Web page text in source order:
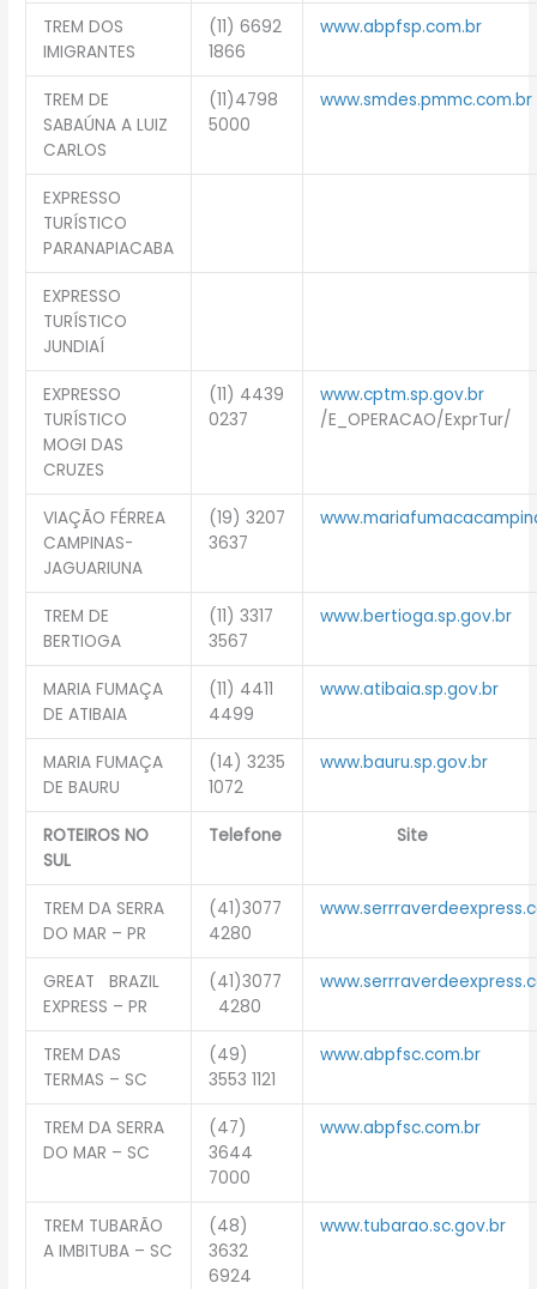
TREM DOS
IMIGRANTES
(11) 6692
1866
www.abpfsp.com.br
TREM DE
SABAÚNA A LUIZ
CARLOS
(11)4798
5000
www.smdes.pmmc.com.br
EXPRESSO
TURÍSTICO
PARANAPIACABA
EXPRESSO
TURÍSTICO
JUNDIAÍ
EXPRESSO
TURÍSTICO
MOGI DAS
CRUZES
(11) 4439
0237
www.cptm.sp.gov.br
/E_OPERACAO/ExprTur/
VIAÇÃO FÉRREA
CAMPINAS-
JAGUARIUNA
(19) 3207
3637
TREM DE
BERTIOGA
(11) 3317
3567
www.bertioga.sp.gov.br
MARIA FUMAÇA
DE ATIBAIA
(11) 4411
4499
www.atibaia.sp.gov.br
MARIA FUMAÇA
DE BAURU
(14) 3235
1072
www.bauru.sp.gov.br
ROTEIROS NO
SUL
Telefone Site
TREM DA SERRA
DO MAR – PR
(41)3077
4280
GREAT BRAZIL
EXPRESS – PR
(41)3077
4280
TREM DAS
TERMAS – SC
(49)
3553 1121
www.abpfsc.com.br
TREM DA SERRA
DO MAR – SC
(47)
3644
7000
www.abpfsc.com.br
TREM TUBARÃO
A IMBITUBA – SC
(48)
3632
6924
www.tubarao.sc.gov.br